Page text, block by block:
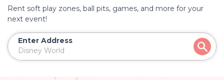
Rent soft play zones, ball pits, games, and more for your
next event!
Enter Address